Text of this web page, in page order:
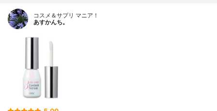
コスメ＆サプリ マニア！
あすかんち。